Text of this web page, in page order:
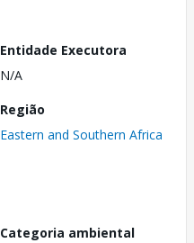
Entidade Executora
N/A
Região
Eastern and Southern Africa
Categoria ambiental